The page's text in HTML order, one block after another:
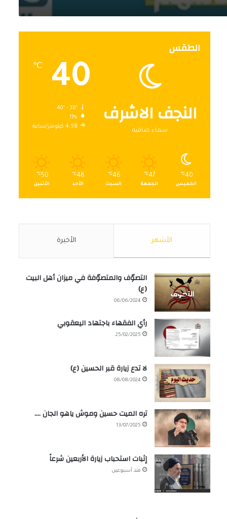
الطقس
النجف الاشرف
سماء صافية
40
℃
40º - 38º
11%
4.98 كيلومتر/ساعة
40
℃
الخميس
47
℃
الجمعة
46
℃
السبت
48
℃
الأحد
50
℃
الأثنين
الأشهر الأخيرة
التصوّف والمتصوّفة في ميزان أهل البيت
(ع)
06/06/2024
رأي الفقهاء باجتهاد اليعقوبي
25/02/2025
لا تدع زيارة قبر الحسين (ع)
08/08/2024
تره الميت حسين وموش ياهو الجان ….
13/07/2025
إثبات استحباب زيارة الأربعين شرعاً
منذ أسبوعين